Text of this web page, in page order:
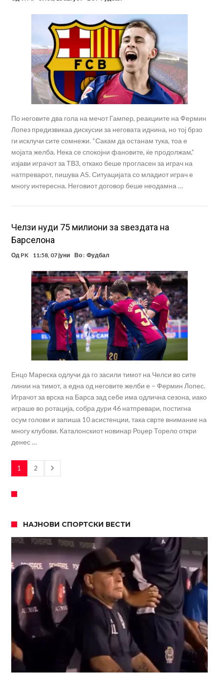
По неговите два гола на мечот Гампер, реакциите на Фермин
Лопез предизвикаа дискусии за неговата иднина, но тој брзо
ги исклучи сите сомнежи. “Сакам да останам тука, тоа е
мојата желба. Нека се спокојни фановите, ќе продолжам,”
изјави играчот за ТВ3, откако беше прогласен за играч на
натпреварот, пишува AS. Ситуацијата со младиот играч е
многу интересна. Неговиот договор беше неодамна …
Челзи нуди 75 милиони за ѕвездата на
Барселона
Од PK 11:58, 07 јуни Во : Фудбал
Енцо Мареска одлучи да го засили тимот на Челси во сите
линии на тимот, а една од неговите желби е – Фермин Лопес.
Играчот за врска на Барса зад себе има одлична сезона, иако
играше во ротација, собра дури 46 натпревари, постигна
осум голови и запиша 10 асистенции, така сврте внимание на
многу клубови. Каталонскиот новинар Роџер Торело откри
денес …
1 2
НАЈНОВИ СПОРТСКИ ВЕСТИ